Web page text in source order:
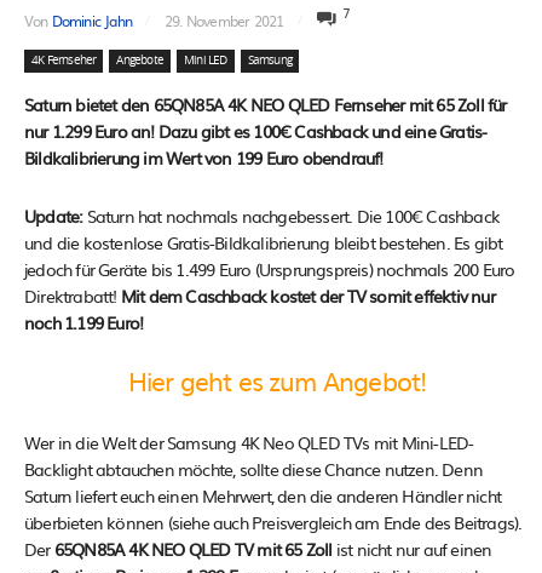
Von Dominic Jahn 29. November 2021 7
4K Fernseher Angebote Mini LED Samsung
Saturn bietet den 65QN85A 4K NEO QLED Fernseher mit 65 Zoll für
nur 1.299 Euro an! Dazu gibt es 100€ Cashback und eine Gratis-
Bildkalibrierung im Wert von 199 Euro obendrauf!
Update:Saturn hat nochmals nachgebessert. Die 100€ Cashback
und die kostenlose Gratis-Bildkalibrierung bleibt bestehen. Es gibt
jedoch für Geräte bis 1.499 Euro (Ursprungspreis) nochmals 200 Euro
Direktrabatt! Mit dem Caschback kostet der TV somit effektiv nur
noch 1.199 Euro!
Hier geht es zum Angebot!
Wer in die Welt der Samsung 4K Neo QLED TVs mit Mini-LED-
Backlight abtauchen möchte, sollte diese Chance nutzen. Denn
Saturn liefert euch einen Mehrwert, den die anderen Händler nicht
überbieten können (siehe auch Preisvergleich am Ende des Beitrags).
Der 65QN85A 4K NEO QLED TV mit 65 Zoll ist nicht nur auf einen